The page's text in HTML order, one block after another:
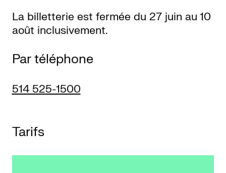
Location
de
Contactez-
La billetterie est fermée du 27 juin au 10
août inclusivement.
Par téléphone
514 525-1500
Tarifs